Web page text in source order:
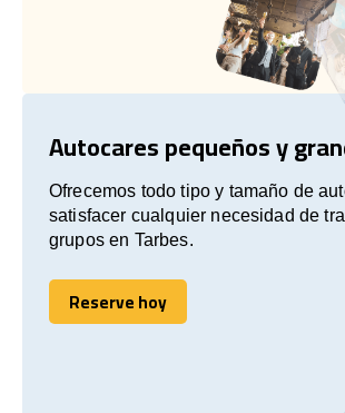
Autocares pequeños y
Ofrecemos todo tipo y tamaño de
satisfacer cualquier necesidad de
grupos en Tarbes.
Reserve hoy
Reserve hoy